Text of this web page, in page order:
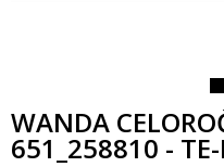
WANDA
651_258810 - TE-